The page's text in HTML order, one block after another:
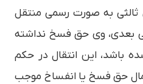
به صورت رسمی منتقل
بعدی، وی حق فسخ نداشته
باشد، این انتقال در حکم
حق فسخ یا انفساخ موجب